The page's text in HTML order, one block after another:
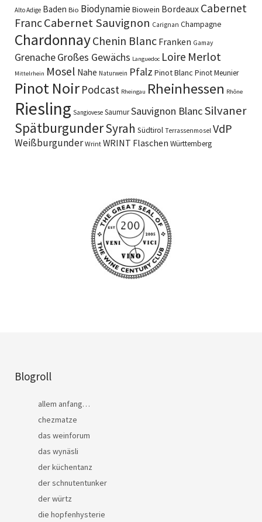
Alto Adige Baden Bio BiodynamieBiowein Bordeaux Cabernet
FrancCabernet Sauvignon Carignan Champagne
ChardonnayChenin Blanc Franken Gamay
GrenacheGroßes Gewächs Languedoc Loire Merlot
Mittelrhein Mosel Nahe Naturwein Pfalz Pinot Blanc Pinot Meunier
Pinot Noir Podcast Rheingau Rheinhessen Rhône
Riesling Sangiovese SaumurSauvignon BlancSilvaner
SpätburgunderSyrah Südtirol Terrassenmosel VdP
Weißburgunder Wrint WRINT Flaschen Württemberg
Blogroll
allem anfang…
chezmatze
das weinforum
das wynäsli
der küchentanz
der schnutentunker
der würtz
die hopfenhysterie